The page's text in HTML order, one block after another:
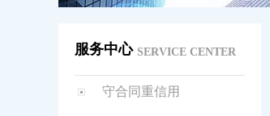
服务中心 SERVICE CENTER
守合同重信用